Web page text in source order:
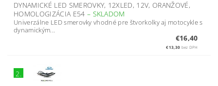
DYNAMICKÉ LED SMEROVKY, 12XLED, 12V, ORANŽOVÉ,
HOMOLOGIZÁCIA E54 – SKLADOM
Univerzálne LED smerovky vhodné pre štvorkolky aj motocykle s
dynamickým...
€16,40
€13,30 bez DPH
2.